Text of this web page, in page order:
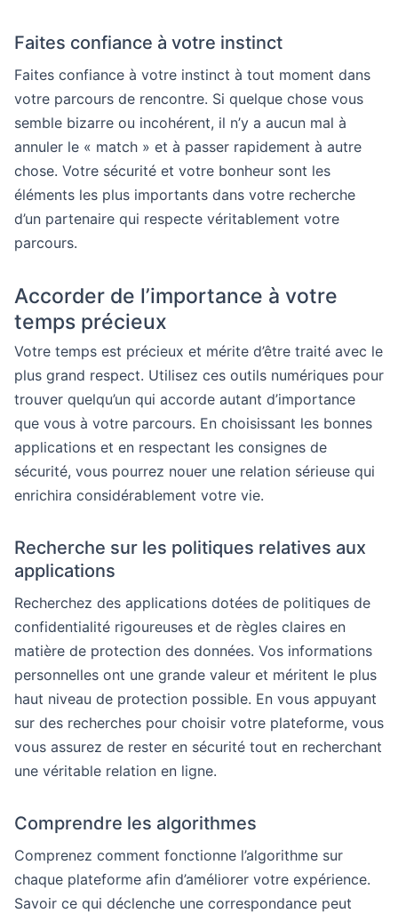
Faites confiance à votre instinct
Faites confiance à votre instinct à tout moment dans
votre parcours de rencontre. Si quelque chose vous
semble bizarre ou incohérent, il n’y a aucun mal à
annuler le « match » et à passer rapidement à autre
chose. Votre sécurité et votre bonheur sont les
éléments les plus importants dans votre recherche
d’un partenaire qui respecte véritablement votre
parcours.
Accorder de l’importance à votre
temps précieux
Votre temps est précieux et mérite d’être traité avec le
plus grand respect. Utilisez ces outils numériques pour
trouver quelqu’un qui accorde autant d’importance
que vous à votre parcours. En choisissant les bonnes
applications et en respectant les consignes de
sécurité, vous pourrez nouer une relation sérieuse qui
enrichira considérablement votre vie.
Recherche sur les politiques relatives aux
applications
Recherchez des applications dotées de politiques de
confidentialité rigoureuses et de règles claires en
matière de protection des données. Vos informations
personnelles ont une grande valeur et méritent le plus
haut niveau de protection possible. En vous appuyant
sur des recherches pour choisir votre plateforme, vous
vous assurez de rester en sécurité tout en recherchant
une véritable relation en ligne.
Comprendre les algorithmes
Comprenez comment fonctionne l’algorithme sur
chaque plateforme afin d’améliorer votre expérience.
Savoir ce qui déclenche une correspondance peut